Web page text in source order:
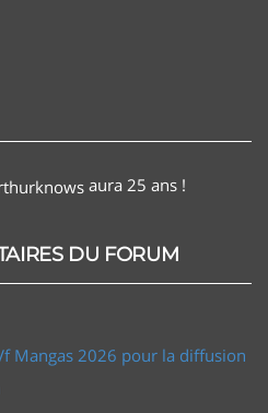
aura 25 ans !
DU FORUM
Mangas 2026 pour la diffusion